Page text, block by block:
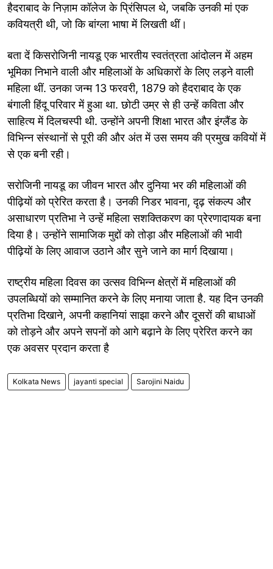
हैदराबाद के निज़ाम कॉलेज के प्रिंसिपल थे, जबकि उनकी मां एक
कवियत्री थी, जो कि बांग्ला भाषा में लिखती थीं।
बता दें किसरोजिनी नायडू एक भारतीय स्वतंत्रता आंदोलन में अहम
भूमिका निभाने वाली और महिलाओं के अधिकारों के लिए लड़ने वाली
महिला थीं. उनका जन्म 13 फरवरी, 1879 को हैदराबाद के एक
बंगाली हिंदू परिवार में हुआ था. छोटी उम्र से ही उन्हें कविता और
साहित्य में दिलचस्पी थी. उन्होंने अपनी शिक्षा भारत और इंग्लैंड के
विभिन्न संस्थानों से पूरी की और अंत में उस समय की प्रमुख कवियों में
से एक बनी रही।
सरोजिनी नायडू का जीवन भारत और दुनिया भर की महिलाओं की
पीढ़ियों को प्रेरित करता है। उनकी निडर भावना, दृढ़ संकल्प और
असाधारण प्रतिभा ने उन्हें महिला सशक्तिकरण का प्रेरणादायक बना
दिया है। उन्होंने सामाजिक मुद्दों को तोड़ा और महिलाओं की भावी
पीढ़ियों के लिए आवाज उठाने और सुने जाने का मार्ग दिखाया।
राष्ट्रीय महिला दिवस का उत्सव विभिन्न क्षेत्रों में महिलाओं की
उपलब्धियों को सम्मानित करने के लिए मनाया जाता है. यह दिन उनकी
प्रतिभा दिखाने, अपनी कहानियां साझा करने और दूसरों की बाधाओं
को तोड़ने और अपने सपनों को आगे बढ़ाने के लिए प्रेरित करने का
एक अवसर प्रदान करता है
Kolkata News jayanti special Sarojini Naidu